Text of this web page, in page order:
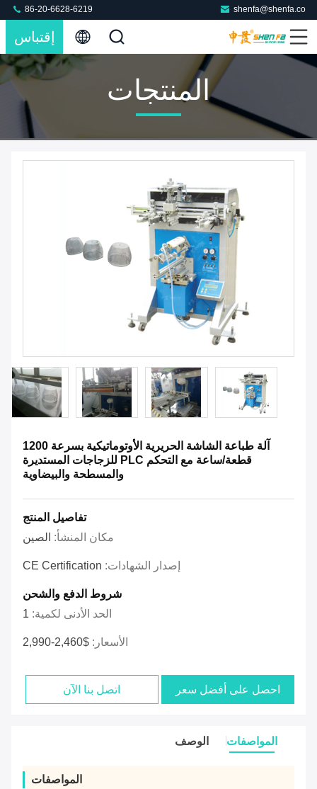
shenfa@shenfa.co
86-20-6628-6219
إقتباس
المنتجات
آلة طباعة الشاشة الحريرية الأوتوماتيكية بسرعة 1200
قطعة/ساعة مع التحكم PLC للزجاجات المستديرة
والمسطحة والبيضاوية
تفاصيل المنتج
مكان المنشأ: الصين
إصدار الشهادات: CE Certification
شروط الدفع والشحن
الحد الأدنى لكمية: 1
الأسعار: $2,460-2,990
احصل على أفضل سعر اتصل بنا الآن
المواصفات الوصف
المواصفات